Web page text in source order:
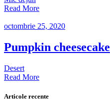
Read More
octombrie 25, 2020
Pumpkin cheesecake
Desert
Read More
Articole recente